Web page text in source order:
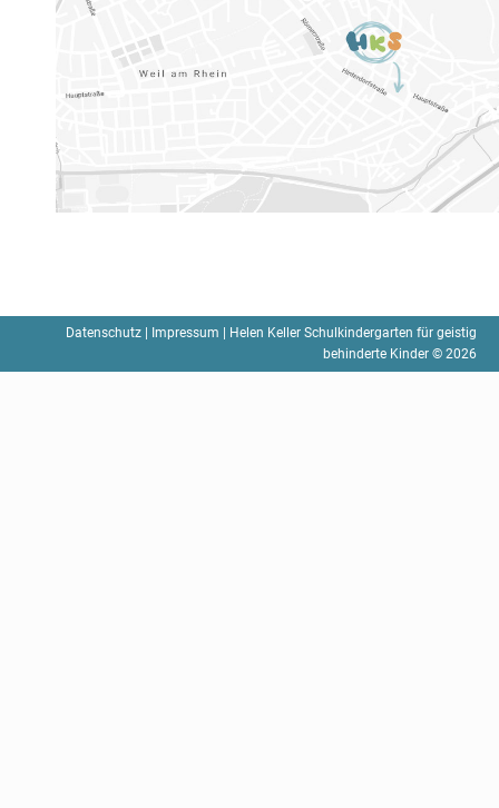
Datenschutz Impressum | Helen Keller Schulkindergarten für geistig
behinderte Kinder © 2026